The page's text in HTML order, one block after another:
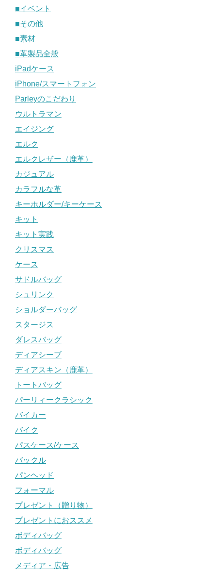
■イベント
■その他
■素材
■革製品全般
iPadケース
iPhone/スマートフォン
Parleyのこだわり
ウルトラマン
エイジング
エルク
エルクレザー（鹿革）
カジュアル
カラフルな革
キーホルダー/キーケース
キット
キット実践
クリスマス
ケース
サドルバッグ
シュリンク
ショルダーバッグ
スタージス
ダレスバッグ
ディアシーブ
ディアスキン（鹿革）
トートバッグ
パーリィークラシック
バイカー
バイク
パスケース/ケース
バックル
パンヘッド
フォーマル
プレゼント（贈り物）
プレゼントにおススメ
ボディバッグ
ボディバッグ
メディア・広告